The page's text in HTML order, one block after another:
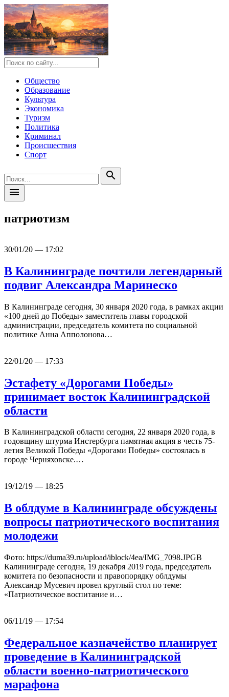
Общество
Образование
Культура
Экономика
Туризм
Политика
Криминал
Происшествия
Спорт
search
menu
патриотизм
30/01/20 — 17:02
В Калининграде почтили легендарный
подвиг Александра Маринеско
В Калининграде сегодня, 30 января 2020 года, в рамках акции
«100 дней до Победы» заместитель главы городской
администрации, председатель комитета по социальной
политике Анна Апполонова…
22/01/20 — 17:33
Эстафету «Дорогами Победы»
принимает восток Калининградской
области
В Калининградской области сегодня, 22 января 2020 года, в
годовщину штурма Инстербурга памятная акция в честь 75-
летия Великой Победы «Дорогами Победы» состоялась в
городе Черняховске.…
19/12/19 — 18:25
В облдуме в Калининграде обсуждены
вопросы патриотического воспитания
молодежи
Фото: https://duma39.ru/upload/iblock/4ea/IMG_7098.JPGВ
Калининграде сегодня, 19 декабря 2019 года, председатель
комитета по безопасности и правопорядку облдумы
Александр Мусевич провел круглый стол по теме:
«Патриотическое воспитание и…
06/11/19 — 17:54
Федеральное казначейство планирует
проведение в Калининградской
области военно-патриотического
марафона